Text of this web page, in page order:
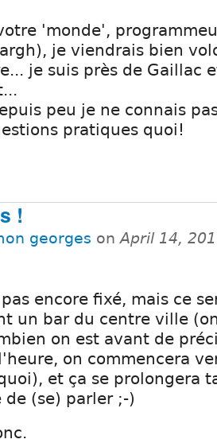
'monde',
je viendrais bien
je suis près de Gaillac
peu je ne connais
pratiques quoi!
!
georges onApril 14,
encore fixé, mais ce
un bar du centre ville
on est avant de
on commencera
et ça se prolongera
(se) parler ;-)